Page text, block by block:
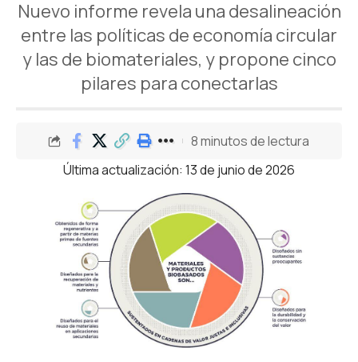
Nuevo informe revela una desalineación
entre las políticas de economía circular
y las de biomateriales, y propone cinco
pilares para conectarlas
Última actualización: 13 de junio de 2026
8 minutos de lectura